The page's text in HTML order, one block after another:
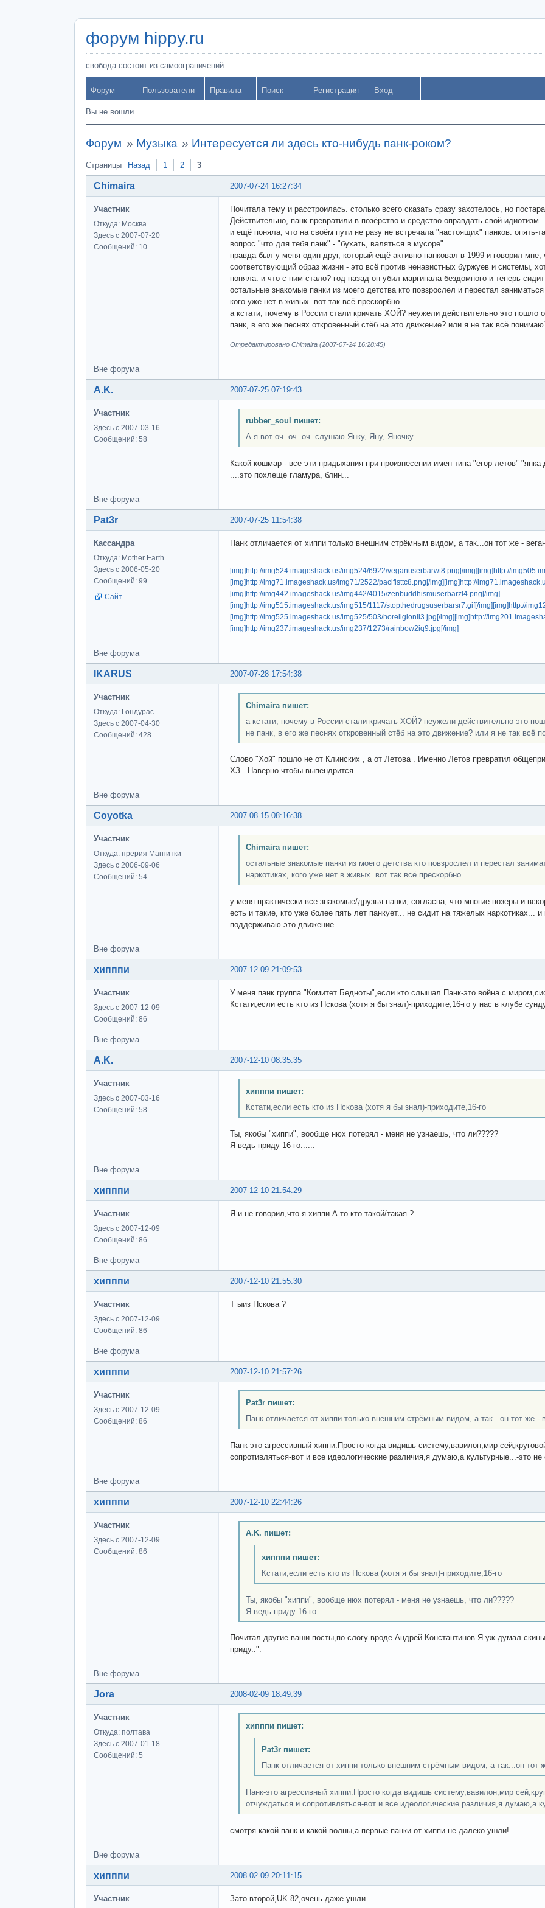
форум hippy.ru
свобода состоит из самоограничений
Форум Пользователи Правила Поиск Регистрация Вход
Вы не вошли.
Форум » Музыка » Интересуется ли здесь кто-нибудь панк-роком?
Страницы Назад 1 2 3
2007-07-24 16:27:34
Chimaira
Участник
Откуда: Москва
Здесь с 2007-07-20
Сообщений: 10
Почитала тему и расстроилась. столько всего сказать сразу захотелось, но
Действительно, панк превратили в позёрство и средство оправдать свой идиотизм.
и ещё поняла, что на своём пути не разу не встречала "настоящих" панков.
вопрос "что для тебя панк" - "бухать, валяться в мусоре"
правда был у меня один друг, который ещё активно панковал в 1999 и говорил мне,
соответствующий образ жизни - это всё против ненавистных буржуев и системы,
поняла. и что с ним стало? год назад он убил маргинала бездомного и теперь сидит
остальные знакомые панки из моего детства кто повзрослел и перестал
кого уже нет в живых. вот так всё прескорбно.
а кстати, почему в России стали кричать ХОЙ? неужели действительно это
панк, в его же песнях откровенный стёб на это движение? или я не так всё
Отредактировано Chimaira (2007-07-24 16:28:45)
Вне форума
2007-07-25 07:19:43
A.K.
Участник
Здесь с 2007-03-16
Сообщений: 58
rubber_soul пишет:
А я вот оч. оч. оч. слушаю Янку, Яну, Яночку.
Какой кошмар - все эти придыхания при произнесении имен типа "егор летов" "янка
....это похлеще гламура, блин...
Вне форума
2007-07-25 11:54:38
Pat3r
Кассандра
Откуда: Mother Earth
Здесь с 2006-05-20
Сообщений: 99
Сайт
Панк отличается от хиппи только внешним стрёмным видом, а так...он тот же -
[img]http://img524.imageshack.us/img524/6922/veganuserbarwt8.png[/img] [img]http://
[img]http://img71.imageshack.us/img71/2522/pacifisttc8.png[/img] [img]http://
[img]http://img442.imageshack.us/img442/4015/zenbuddhismuserbarzl4.png[/img]
[img]http://img515.imageshack.us/img515/1117/stopthedrugsuserbarsr7.gif[/img] [img]http://
[img]http://img525.imageshack.us/img525/503/noreligionii3.jpg[/img] [img]http://
[img]http://img237.imageshack.us/img237/1273/rainbow2iq9.jpg[/img]
Вне форума
2007-07-28 17:54:38
IKARUS
Участник
Откуда: Гондурас
Здесь с 2007-04-30
Сообщений: 428
Chimaira пишет:
а кстати, почему в России стали кричать ХОЙ? неужели действительно это
не панк, в его же песнях откровенный стёб на это движение? или я не так всё
Слово "Хой" пошло не от Клинских , а от Летова . Именно Летов превратил
ХЗ . Наверно чтобы выпендрится ...
Вне форума
2007-08-15 08:16:38
Coyotka
Участник
Откуда: прерия Магнитки
Здесь с 2006-09-06
Сообщений: 54
Chimaira пишет:
остальные знакомые панки из моего детства кто повзрослел и перестал
наркотиках, кого уже нет в живых. вот так всё прескорбно.
у меня практически все знакомые/друзья панки, согласна, что многие позеры и
есть и такие, кто уже более пять лет панкует... не сидит на тяжелых наркотиках...
поддерживаю это движение
Вне форума
2007-12-09 21:09:53
хипппи
Участник
Здесь с 2007-12-09
Сообщений: 86
У меня панк группа "Комитет Бедноты",если кто слышал.Панк-это война с
Кстати,если есть кто из Пскова (хотя я бы знал)-приходите,16-го у нас в клубе
Вне форума
2007-12-10 08:35:35
A.K.
Участник
Здесь с 2007-03-16
Сообщений: 58
хипппи пишет:
Кстати,если есть кто из Пскова (хотя я бы знал)-приходите,16-го
Ты, якобы "хиппи", вообще нюх потерял - меня не узнаешь, что ли?????
Я ведь приду 16-го......
Вне форума
2007-12-10 21:54:29
хипппи
Участник
Здесь с 2007-12-09
Сообщений: 86
Я и не говорил,что я-хиппи.А то кто такой/такая ?
Вне форума
2007-12-10 21:55:30
хипппи
Участник
Здесь с 2007-12-09
Сообщений: 86
Т ыиз Пскова ?
Вне форума
2007-12-10 21:57:26
хипппи
Участник
Здесь с 2007-12-09
Сообщений: 86
Pat3r пишет:
Панк отличается от хиппи только внешним стрёмным видом, а так...он тот же -
Панк-это агрессивный хиппи.Просто когда видишь систему,вавилон,мир
сопротивляться-вот и все идеологические различия,я думаю,а культурные...-это не
Вне форума
2007-12-10 22:44:26
хипппи
Участник
Здесь с 2007-12-09
Сообщений: 86
A.K. пишет:
хипппи пишет:
Кстати,если есть кто из Пскова (хотя я бы знал)-приходите,16-го
Ты, якобы "хиппи", вообще нюх потерял - меня не узнаешь, что ли?????
Я ведь приду 16-го......
Почитал другие ваши посты,по слогу вроде Андрей Константинов.Я уж думал
приду..".
Вне форума
2008-02-09 18:49:39
Jora
Участник
Откуда: полтава
Здесь с 2007-01-18
Сообщений: 5
хипппи пишет:
Pat3r пишет:
Панк отличается от хиппи только внешним стрёмным видом, а так...он тот
Панк-это агрессивный хиппи.Просто когда видишь систему,вавилон,мир
отчуждаться и сопротивляться-вот и все идеологические различия,я думаю,а
смотря какой панк и какой волны,а первые панки от хиппи не далеко ушли!
Вне форума
2008-02-09 20:11:15
хипппи
Участник Зато второй,UK 82,очень даже ушли.